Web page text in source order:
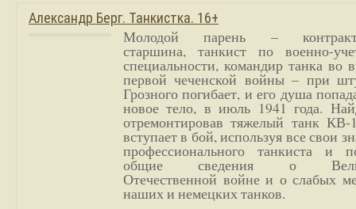
Александр Берг. Танкистка. 16+
Молодой парень –
старшина, танкист по военно-
специальности, командир танка во
первой чеченской войны – при
Грозного погибает, и его душа
новое тело, в июль 1941 года.
отремонтировав тяжелый танк
вступает в бой, используя все свои
профессионального танкиста и
общие сведения о
Отечественной войне и о слабых
наших и немецких танков.